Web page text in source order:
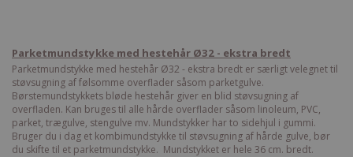
Parketmundstykke med hestehår Ø32 - ekstra bredt
Parketmundstykke med hestehår Ø32 - ekstra bredt er særligt velegnet til
støvsugning af følsomme overflader såsom parketgulve.
Børstemundstykkets bløde hestehår giver en blid støvsugning af
overfladen. Kan bruges til alle hårde overflader såsom linoleum, PVC,
parket, trægulve, stengulve mv. Mundstykker har to sidehjul i gummi.
Bruger du i dag et kombimundstykke til støvsugning af hårde gulve, bør
du skifte til et parketmundstykke. Mundstykket er hele 36 cm. bredt.